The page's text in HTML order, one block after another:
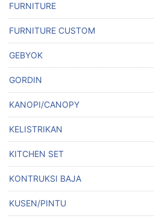
FURNITURE
FURNITURE CUSTOM
GEBYOK
GORDIN
KANOPI/CANOPY
KELISTRIKAN
KITCHEN SET
KONTRUKSI BAJA
KUSEN/PINTU